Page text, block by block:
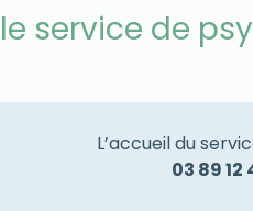
service de
L’accueil du
03 89 12